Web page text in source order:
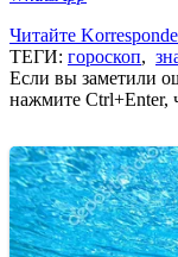
Читайте
ТЕГИ: гороскоп,
Если вы заметили
нажмите Ctrl+Enter,